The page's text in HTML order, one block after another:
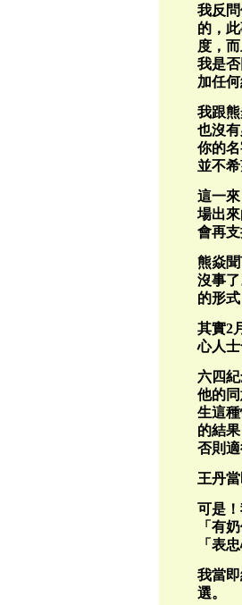
我反
的，
度，
我是
加任
我跟
也沒
你的
並不
這一
場出
會再支
熊焱
沒事
的形
其實2
心人士
六四
他的
生這
的結
否則適
王丹
可是
「有
「表
我當
選。